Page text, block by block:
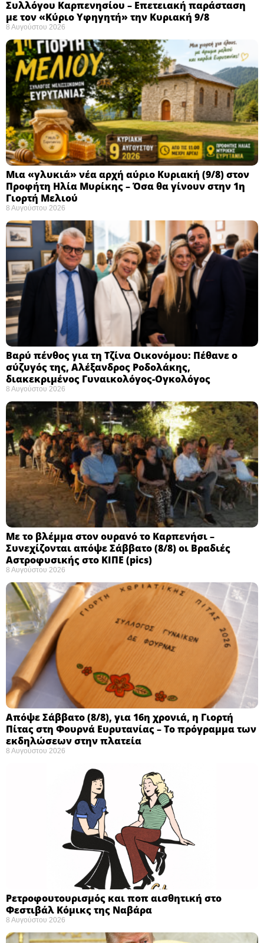
Συλλόγου Καρπενησίου – Επετειακή παράσταση
με τον «Κύριο Υφηγητή» την Κυριακή 9/8
8 Αυγούστου 2026
Μια «γλυκιά» νέα αρχή αύριο Κυριακή (9/8) στον
Προφήτη Ηλία Μυρίκης – Όσα θα γίνουν στην 1η
Γιορτή Μελιού
8 Αυγούστου 2026
Βαρύ πένθος για τη Τζίνα Οικονόμου: Πέθανε ο
σύζυγός της, Αλέξανδρος Ροδολάκης,
διακεκριμένος Γυναικολόγος-Ογκολόγος
8 Αυγούστου 2026
Με το βλέμμα στον ουρανό το Καρπενήσι –
Συνεχίζονται απόψε Σάββατο (8/8) οι Βραδιές
Αστροφυσικής στο ΚΙΠΕ (pics)
8 Αυγούστου 2026
Απόψε Σάββατο (8/8), για 16η χρονιά, η Γιορτή
Πίτας στη Φουρνά Ευρυτανίας – Το πρόγραμμα των
εκδηλώσεων στην πλατεία
8 Αυγούστου 2026
Ρετροφουτουρισμός και ποπ αισθητική στο
Φεστιβάλ Κόμικς της Ναβάρα ​
8 Αυγούστου 2026